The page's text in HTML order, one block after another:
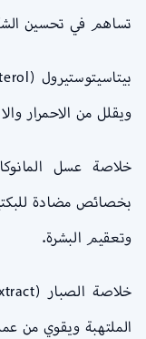
تساهم في تحسين
ويقلل من الاحمرار
بخصائص مضادة
وتعقيم البشرة.
الملتهبة ويقوي من